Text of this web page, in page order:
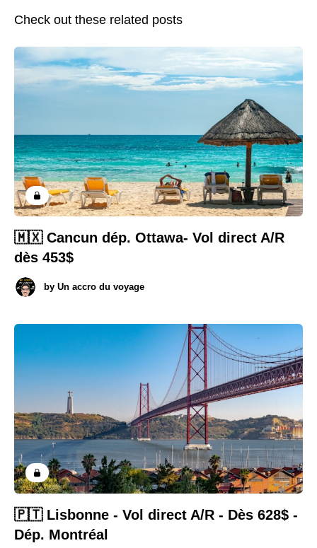
Check out these related posts
🇲🇽 Cancun dép. Ottawa- Vol direct A/R
dès 453$
by Un accro du voyage
🇵🇹 Lisbonne - Vol direct A/R - Dès 628$ -
Dép. Montréal